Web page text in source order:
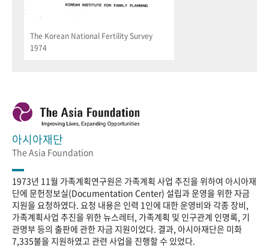
The Korean National Fertility Survey
1974
아시아재단
The Asia Foundation
1973년 11월 가족계획연구원은 가족계획 사업 추진을 위하여 아시아재
단에 문헌정보실(Documentation Center) 설립과 운영을 위한 자금
지원을 요청하였다. 요청 내용은 인력 1인에 대한 운영비와 각종 장비,
가족계획사업 추진을 위한 뉴스레터, 가족계획 및 인구관계 인명록, 기
관명부 등의 출판에 관한 자금 지원이었다. 결과, 아시아재단은 미화
7,335불을 지원하였고 관련 사업을 진행할 수 있었다.